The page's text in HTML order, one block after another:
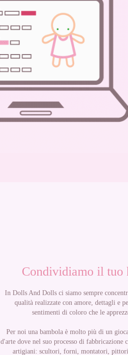
Condividiamo il tuo
In Dolls And Dolls ci siamo sempre
qualità realizzate con amore, dettagli e
sentimenti di coloro che le
Per noi una bambola è molto più di un
d'arte dove nel suo processo di fabbricazione
artigiani: scultori, forni, montatori,